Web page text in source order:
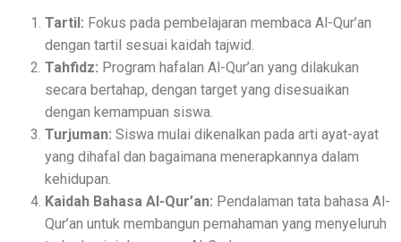
Tartil: Fokus pada pembelajaran membaca Al-Qur’an
dengan tartil sesuai kaidah tajwid.
Tahfidz: Program hafalan Al-Qur’an yang dilakukan
secara bertahap, dengan target yang disesuaikan
dengan kemampuan siswa.
Turjuman: Siswa mulai dikenalkan pada arti ayat-ayat
yang dihafal dan bagaimana menerapkannya dalam
kehidupan.
Kaidah Bahasa Al-Qur’an: Pendalaman tata bahasa Al-
Qur’an untuk membangun pemahaman yang menyeluruh